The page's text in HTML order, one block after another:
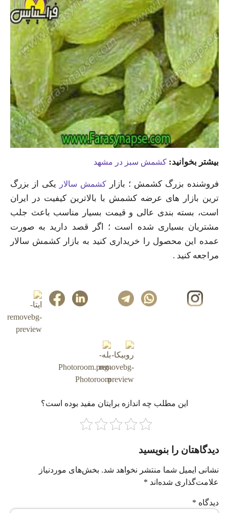
بیشتر بخوانید: کشمش سبز در مشهد
فروشنده بزرگ کشمش ؛ بازار کشمش سالار
یکی از بزرگ
ترین بازار های عرضه کشمش با بالاترین کیفیت در ایران
است، بسته بندی عالی و قیمت بسیار مناسب باعث جلب
مشتریان بسیاری شده است ؛ اگر قصد دارید به صورت
عمده این محصول را خریداری کنید به بازار کشمش سالار
مراجعه کنید .
این مطلب چه‌ اندازه برایتان مفید بوده است؟
دیدگاهتان را بنویسید
نشانی ایمیل شما منتشر نخواهد شد. بخش‌های موردنیاز
علامت‌گذاری شده‌اند *
دیدگاه *